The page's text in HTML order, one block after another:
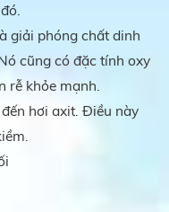
giải phóng chất dinh
cũng có đặc tính oxy
rễ khỏe mạnh.
hơi axit. Điều này